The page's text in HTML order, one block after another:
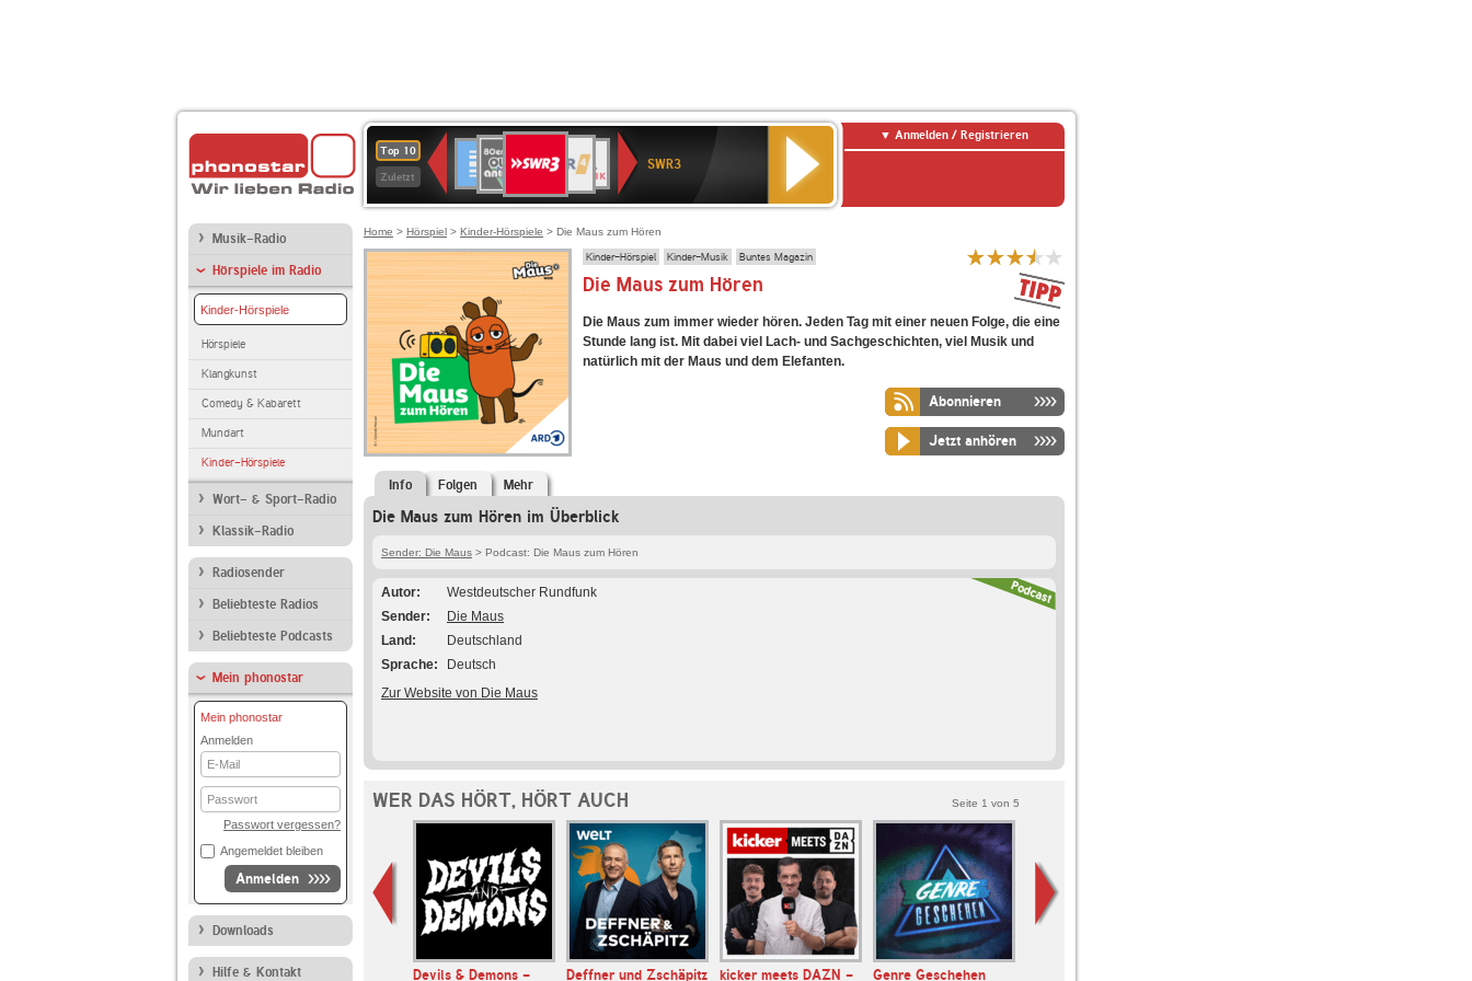
Top 10
Zuletzt
Deutschlandfunk
80er
90er
OLDIE
ANTENNE
4
KLASSIK
SWR
Kultur
NDR
2
SWR3
Anmelden / Registrieren
Musik-Radio
Hörspiele im Radio
Kinder-Hörspiele
Hörspiele
Klangkunst
Comedy & Kabarett
Mundart
Kinder-Hörspiele
Wort- & Sport-Radio
Klassik-Radio
Radiosender
Beliebteste Radios
Beliebteste Podcasts
Mein phonostar
Mein phonostar
Anmelden
E-
Mail
Passwort
Passwort vergessen?
Angemeldet bleiben
Anmelden
Downloads
Hilfe & Kontakt
Home > Hörspiel > Kinder-Hörspiele > Die Maus zum Hören
Kinder-Hörspiel Kinder-Musik Buntes Magazin
Die Maus zum Hören
Die Maus zum immer wieder hören. Jeden Tag mit einer neuen Folge, die eine
Stunde lang ist. Mit dabei viel Lach- und Sachgeschichten, viel Musik und
natürlich mit der Maus und dem Elefanten.
Abonnieren
Jetzt anhören
Info Folgen Mehr
Die Maus zum Hören im Überblick
Sender: Die Maus > Podcast: Die Maus zum Hören
Autor
Westdeutscher Rundfunk
Sender
Die Maus
Land
Deutschland
Sprache
Deutsch
Zur Website von Die Maus
WER DAS HÖRT, HÖRT AUCH Seite 1 von 5
Niemand muss ein Devils & Demons - Deffner und Zschäpitz kicker meets DAZN - Genre Geschehen